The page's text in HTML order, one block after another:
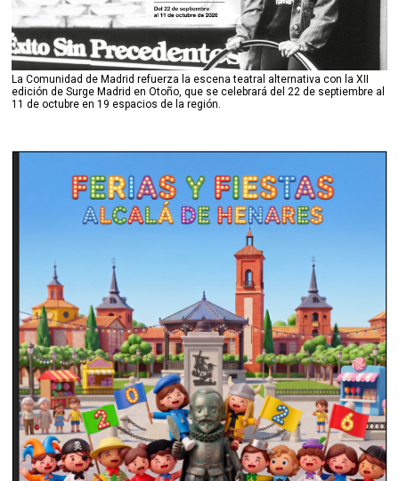
La Comunidad de Madrid refuerza la escena teatral alternativa con la XII
edición de Surge Madrid en Otoño, que se celebrará del 22 de septiembre al
11 de octubre en 19 espacios de la región.